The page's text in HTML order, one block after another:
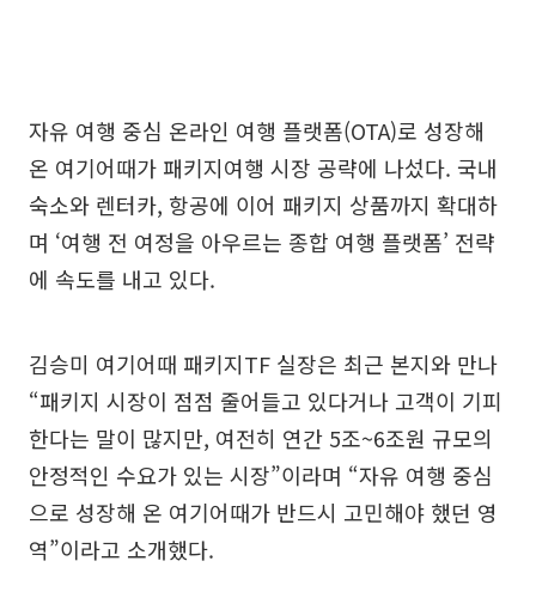
자유 여행 중심 온라인 여행 플랫폼(OTA)로 성장해
온 여기어때가 패키지여행 시장 공략에 나섰다. 국내
숙소와 렌터카, 항공에 이어 패키지 상품까지 확대하
며 ‘여행 전 여정을 아우르는 종합 여행 플랫폼’ 전략
에 속도를 내고 있다.
김승미 여기어때 패키지TF 실장은 최근 본지와 만나
“패키지 시장이 점점 줄어들고 있다거나 고객이 기피
한다는 말이 많지만, 여전히 연간 5조~6조원 규모의
안정적인 수요가 있는 시장”이라며 “자유 여행 중심
으로 성장해 온 여기어때가 반드시 고민해야 했던 영
역”이라고 소개했다.